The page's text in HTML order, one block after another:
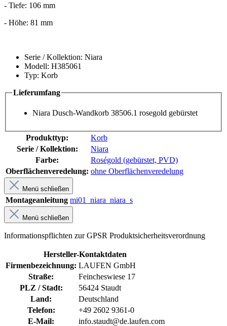
- Tiefe: 106 mm
- Höhe: 81 mm
Serie / Kollektion: Niara
Modell: H385061
Typ: Korb
Lieferumfang
Niara Dusch-Wandkorb 38506.1 rosegold gebürstet
Produkttyp:
Korb
Serie / Kollektion:
Niara
Farbe:
Roségold (gebürstet, PVD)
Oberflächenveredelung: ohne Oberflächenveredelung
Menü schließen
Montageanleitung mi01_niara_niara_s
Menü schließen
Informationspflichten zur GPSR Produktsicherheitsverordnung
Hersteller-Kontaktdaten
Firmenbezeichnung: LAUFEN GmbH
Straße:
Feincheswiese 17
PLZ / Stadt:
56424 Staudt
Land:
Deutschland
Telefon:
+49 2602 9361-0
E-Mail:
info.staudt@de.laufen.com